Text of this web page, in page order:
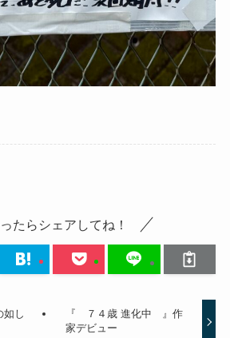
たらシェアしてね！
如し
『 ７４歳 進化中 』作
家デビュー